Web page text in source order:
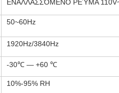
ΕΝΑΛΛΑΣΣΌΜΕΝΟ ΡΕΎΜΑ
50~60Hz
1920Hz/3840Hz
-30℃ — +60 ℃
10%-95% RH